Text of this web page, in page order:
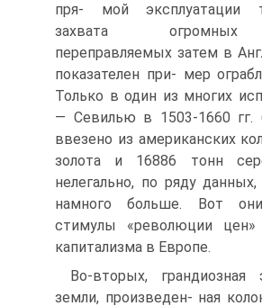
пря- мой эксплуатации
захвата огромных
переправляемых затем в
показателен при- мер
Только в один из многих
— Севилью в 1503-1660 гг.
ввезено из американских
золота и 16886 тонн
нелегально, по ряду
намного больше. Вот
стимулы «революции
капитализма в Европе.
Во-вторых, грандиозная
земли, произведен- ная